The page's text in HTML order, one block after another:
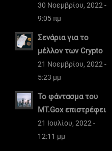
30 Νοεμβρίου, 2022 -
9:05 πμ
Σενάρια για το
μέλλον των Crypto
21 Νοεμβρίου, 2022 -
5:23 μμ
Το φάντασμα του
MT.Gox επιστρέφει
21 Ιουλίου, 2022 -
12:11 μμ